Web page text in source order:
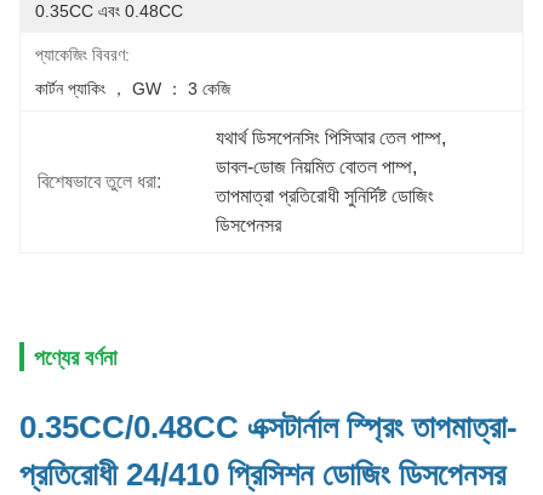
0.35CC এবং 0.48CC
প্যাকেজিং বিবরণ:
কার্টন প্যাকিং ， GW ： 3 কেজি
বিশেষভাবে তুলে ধরা:
যথার্থ ডিসপেনসিং পিসিআর তেল পাম্প,
ডাবল-ডোজ নিয়মিত বোতল পাম্প,
তাপমাত্রা প্রতিরোধী সুনির্দিষ্ট ডোজিং
ডিসপেনসর
পণ্যের বর্ণনা
0.35CC/0.48CC এক্সটার্নাল স্প্রিং তাপমাত্রা-
প্রতিরোধী 24/410 প্রিসিশন ডোজিং ডিসপেনসর